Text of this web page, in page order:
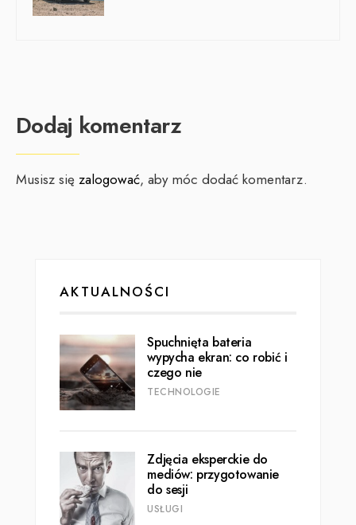
Dodaj komentarz
Musisz się zalogować, aby móc dodać komentarz.
AKTUALNOŚCI
Spuchnięta bateria
wypycha ekran: co robić i
czego nie
TECHNOLOGIE
Zdjęcia eksperckie do
mediów: przygotowanie
do sesji
USŁUGI